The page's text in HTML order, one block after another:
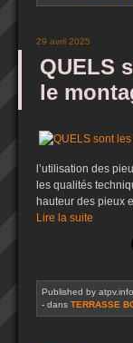
29 avril 2025
QUELS
le
l’utilisation des
les qualités
hauteur des pieux
Lire la suite
Published by
- dans TERRASSE